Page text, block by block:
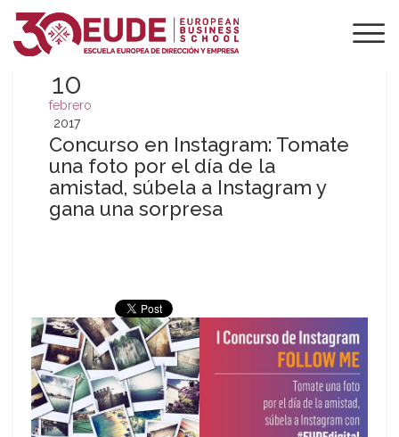
10
febrero
2017
Concurso en Instagram: Tomate
una foto por el día de la
amistad, súbela a Instagram y
gana una sorpresa